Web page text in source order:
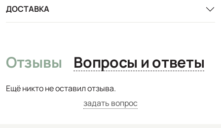
ДОСТАВКА
Отзывы Вопросы и ответы
Ещё никто не оставил отзыва.
задать вопрос